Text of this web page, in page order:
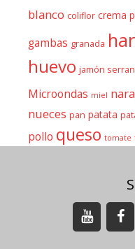
blanco coliflor crema
gambas granada
huevo jamón
Microondas miel
nueces pan patata
pollo queso tomate